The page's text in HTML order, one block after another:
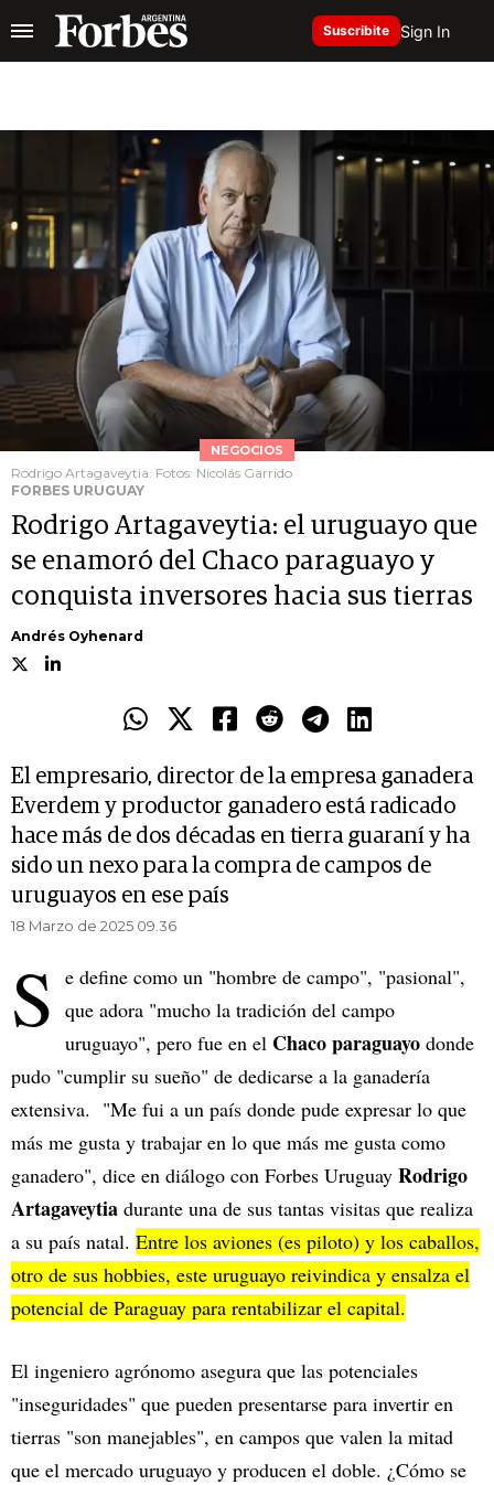
Suscribite Sign In
NEGOCIOS
Rodrigo Artagaveytia. Fotos: Nicolás Garrido
FORBES URUGUAY
Rodrigo Artagaveytia: el uruguayo que
se enamoró del Chaco paraguayo y
conquista inversores hacia sus tierras
Andrés Oyhenard
El empresario, director de la empresa ganadera
Everdem y productor ganadero está radicado
hace más de dos décadas en tierra guaraní y ha
sido un nexo para la compra de campos de
uruguayos en ese país
18 Marzo de 2025 09.36
S e define como un "hombre de campo", "pasional",
que adora "mucho la tradición del campo
uruguayo", pero fue en el Chaco paraguayo donde
pudo "cumplir su sueño" de dedicarse a la ganadería
extensiva. "Me fui a un país donde pude expresar lo que
más me gusta y trabajar en lo que más me gusta como
ganadero", dice en diálogo con Forbes Uruguay Rodrigo
Artagaveytia durante una de sus tantas visitas que realiza
a su país natal. Entre los aviones (es piloto) y los caballos,
otro de sus hobbies, este uruguayo reivindica y ensalza el
potencial de Paraguay para rentabilizar el capital.
El ingeniero agrónomo asegura que las potenciales
"inseguridades" que pueden presentarse para invertir en
tierras "son manejables", en campos que valen la mitad
que el mercado uruguayo y producen el doble. ¿Cómo se